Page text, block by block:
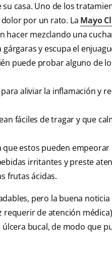
casa. Uno de los
por un rato. La Mayo
hacer mezclando una
y escupa el
puede probar alguno de
aliviar la inflamación y
fáciles de tragar y que
estos pueden
irritantes y preste
frutas ácidas.
pero la buena
de atención
bucal, de modo que